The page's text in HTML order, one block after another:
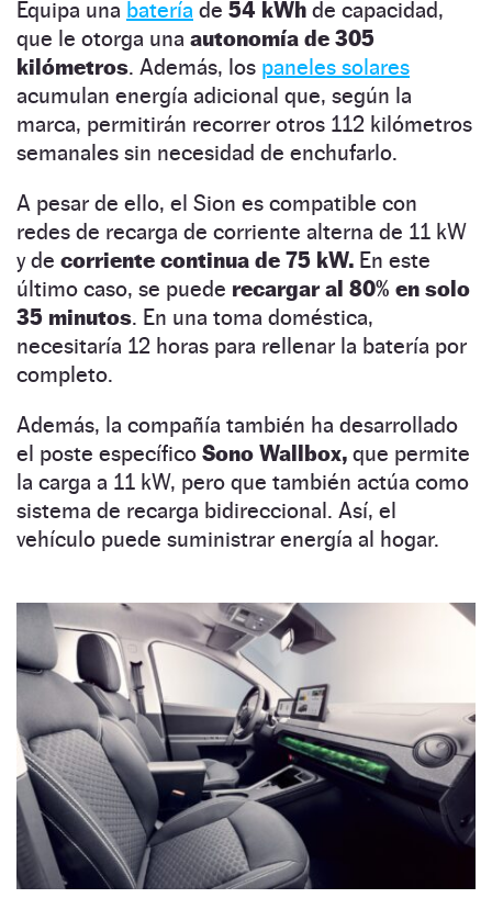
Equipa una batería de 54 kWh de capacidad,
que le otorga una autonomía de 305
kilómetros. Además, los paneles solares
acumulan energía adicional que, según la
marca, permitirán recorrer otros 112 kilómetros
semanales sin necesidad de enchufarlo.
A pesar de ello, el Sion es compatible con
redes de recarga de corriente alterna de 11 kW
y de corriente continua de 75 kW. En este
último caso, se puede recargar al 80% en solo
35 minutos. En una toma doméstica,
necesitaría 12 horas para rellenar la batería por
completo.
Además, la compañía también ha desarrollado
el poste específico Sono Wallbox, que permite
la carga a 11 kW, pero que también actúa como
sistema de recarga bidireccional. Así, el
vehículo puede suministrar energía al hogar.